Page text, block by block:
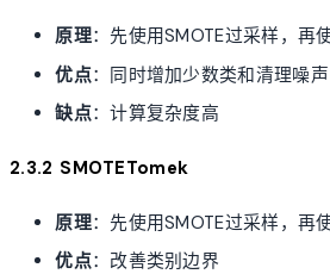
原理：先使用SMOTE过采样，再
优点：同时增加少数类和清理噪声
缺点：计算复杂度高
2.3.2 SMOTETomek
原理：先使用SMOTE过采样，再
优点：改善类别边界